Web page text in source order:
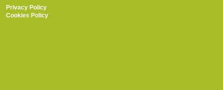
Privacy Policy
Cookies Policy